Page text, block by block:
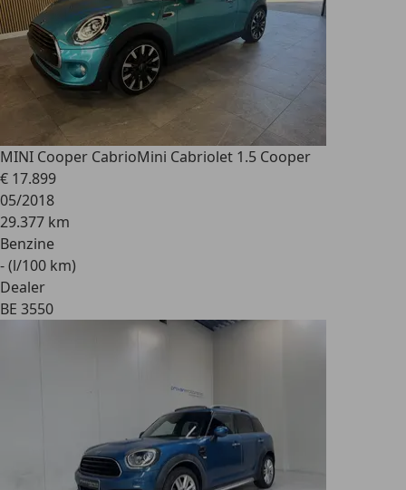
MINI Cooper CabrioMini Cabriolet 1.5 Cooper
€ 17.899
05/2018
29.377 km
Benzine
- (l/100 km)
Dealer
BE 3550